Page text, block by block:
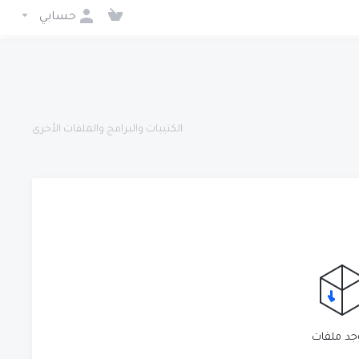
حسابي
الكتيبات والبرامج والملفات الأخرى
ملفات